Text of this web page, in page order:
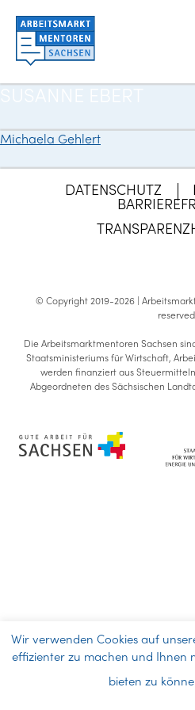
Beitragsnavigation
Michaela Gehlert
DATENSCHUTZ
© Copyright 2019-2026 |
reserved
Die Arbeitsmarktmentoren Sachsen
Staatsministeriums für Wirtschaft,
werden finanziert aus
Abgeordneten des Sächsischen
Wir verwenden Cookies auf
effizienter zu machen und Ihnen
bieten zu